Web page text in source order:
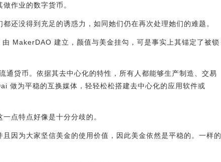
作业的数字货币。
还没得到充足的诱惑力，如同她们仍在再次处理她们的难题。
MakerDAO 建立，颜值与美金挂勾，可是事实上其锚定了被锁
贷币。依据其去中心化的特性，所有人都能够生产制造、交易
做为平稳的互换媒体，轻轻松松搭建去中心化的应用软件或
点特点好像是十分分歧的。
因为大家坚信美金的使用价值，因此美金依然是平稳的。一样的